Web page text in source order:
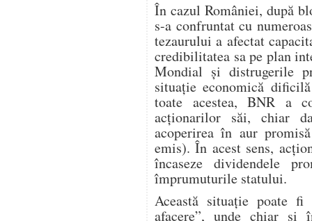
În cazul României, după
s-a confruntat cu
tezaurului a afectat
credibilitatea sa pe plan
Mondial și distrugerile
situație economică
toate acestea, BNR a
acționarilor săi, chiar
acoperirea în aur
emis). În acest sens,
încaseze dividendele
împrumuturile statului.
Această situație poate
afacere”, unde chiar și